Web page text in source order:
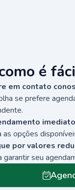
é
em contato
se prefere
imediato
as opções
por valores
garantir seu